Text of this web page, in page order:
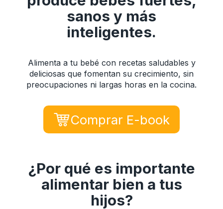
sanos y más
inteligentes.
Alimenta a tu bebé con recetas saludables y
deliciosas que fomentan su crecimiento, sin
preocupaciones ni largas horas en la cocina.
Comprar E-book
¿Por qué es importante
alimentar bien a tus
hijos?